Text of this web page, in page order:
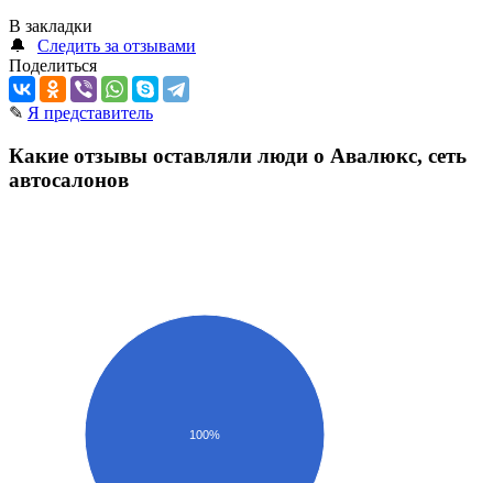
В закладки
🔔
Следить за отзывами
Поделиться
✎ Я представитель
Какие отзывы оставляли люди о Авалюкс, сеть
автосалонов
100%